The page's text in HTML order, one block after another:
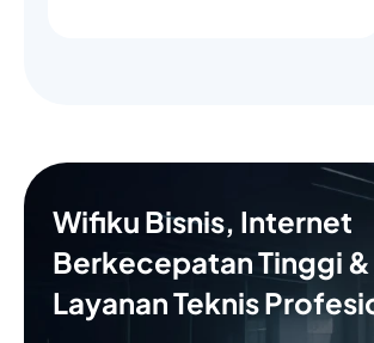
Wifiku Bisnis, Internet
Berkecepatan Tinggi &
Layanan Teknis